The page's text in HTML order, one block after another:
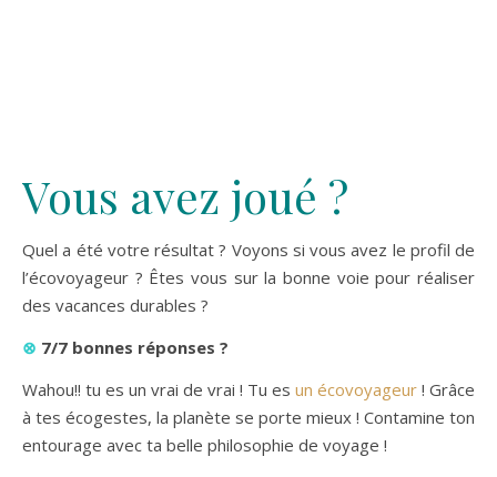
Vous avez joué ?
Quel a été votre résultat ? Voyons si vous avez le profil de
l’écovoyageur ? Êtes vous sur la bonne voie pour réaliser
des vacances durables ?
⊗ 7/7 bonnes réponses ?
Wahou!! tu es un vrai de vrai ! Tu es un écovoyageur ! Grâce
à tes écogestes, la planète se porte mieux ! Contamine ton
entourage avec ta belle philosophie de voyage !